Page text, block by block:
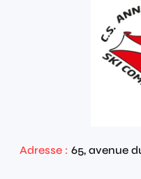
Adresse : 65, avenue